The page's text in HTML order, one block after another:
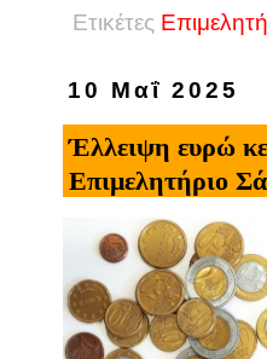
Ετικέτες
10 Μαΐ 2025
Έλλειψη ευρώ
Επιμελητήριο